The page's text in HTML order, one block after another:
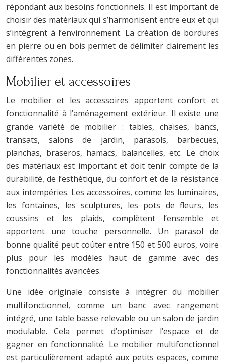
répondant aux besoins fonctionnels. Il est important de
choisir des matériaux qui s’harmonisent entre eux et qui
s’intègrent à l’environnement. La création de bordures
en pierre ou en bois permet de délimiter clairement les
différentes zones.
Mobilier et accessoires
Le mobilier et les accessoires apportent confort et
fonctionnalité à l’aménagement extérieur. Il existe une
grande variété de mobilier : tables, chaises, bancs,
transats, salons de jardin, parasols, barbecues,
planchas, braseros, hamacs, balancelles, etc. Le choix
des matériaux est important et doit tenir compte de la
durabilité, de l’esthétique, du confort et de la résistance
aux intempéries. Les accessoires, comme les luminaires,
les fontaines, les sculptures, les pots de fleurs, les
coussins et les plaids, complètent l’ensemble et
apportent une touche personnelle. Un parasol de
bonne qualité peut coûter entre 150 et 500 euros, voire
plus pour les modèles haut de gamme avec des
fonctionnalités avancées.
Une idée originale consiste à intégrer du mobilier
multifonctionnel, comme un banc avec rangement
intégré, une table basse relevable ou un salon de jardin
modulable. Cela permet d’optimiser l’espace et de
gagner en fonctionnalité. Le mobilier multifonctionnel
est particulièrement adapté aux petits espaces, comme